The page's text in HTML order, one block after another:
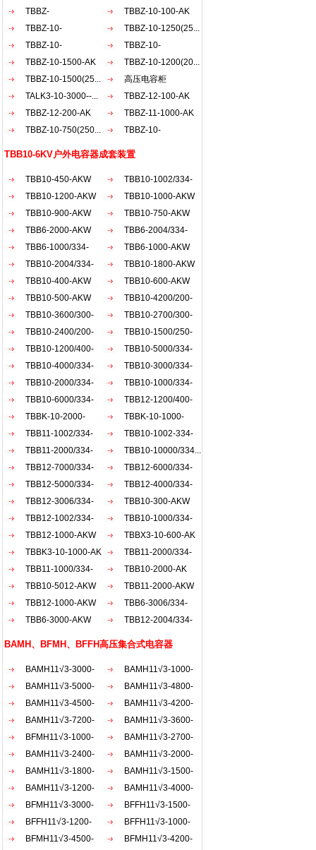
AKW AKW
TBBZ-
900（200+30...
TBBZ-10-100-AK
TBBZ-10-
1200（20...
TBBZ-10-1250(25...
TBBZ-10-
900（150...
TBBZ-10-
1500（50...
TBBZ-10-1500-AK
TBBZ-10-1200(20...
TBBZ-10-1500(25...
高压电容柜
TALK3-10-3000--...
TBBZ-12-100-AK
TBBZ-12-200-AK
TBBZ-11-1000-AK
TBBZ-10-750(250...
TBBZ-10-
1800（30...
TBB10-6KV户外电容器成套装置
TBB10-450-AKW
TBB10-1002/334-
AKW
TBB10-1200-AKW
TBB10-1000-AKW
TBB10-900-AKW
TBB10-750-AKW
TBB6-2000-AKW
TBB6-2004/334-
AKW
TBB6-1000/334-
AKW
TBB6-1000-AKW
TBB10-2004/334-
AKW
TBB10-1800-AKW
TBB10-400-AKW
TBB10-600-AKW
TBB10-500-AKW
TBB10-4200/200-
AKW
TBB10-3600/300-
AKW
TBB10-2700/300-
AKW
TBB10-2400/200-
AKW
TBB10-1500/250-
AKW
TBB10-1200/400-
AKW
TBB10-5000/334-
AKW
TBB10-4000/334-
AKW
TBB10-3000/334-
AKW
TBB10-2000/334-
AKW
TBB10-1000/334-
AKW
TBB10-6000/334-
AKW
TBB12-1200/400-
AKW
TBBK-10-2000-
AKW
TBBK-10-1000-
AKW
TBB11-1002/334-
AKW
TBB10-1002-334-
AKW
TBB11-2000/334-
AKW
TBB10-10000/334...
TBB12-7000/334-
AKW
TBB12-6000/334-
AKW
TBB12-5000/334-
AKW
TBB12-4000/334-
AKW
TBB12-3006/334-
AKW
TBB10-300-AKW
TBB12-1002/334-
AKW
TBB10-1000/334-
ACW
TBB12-1000-AKW
TBBX3-10-600-AK
TBBK3-10-1000-AK
TBB11-2000/334-
akw
TBB11-1000/334-
akw
TBB10-2000-AK
TBB10-5012-AKW
TBB11-2000-AKW
TBB12-1000-AKW
TBB6-3006/334-
AKW
TBB6-3000-AKW
TBB12-2004/334-
AKW
BAMH、BFMH、BFFH高压集合式电容器
BAMH11√3-3000-
1×3W
BAMH11√3-1000-
1×3W
BAMH11√3-5000-
1×3W
BAMH11√3-4800-
1×3W
BAMH11√3-4500-
1×3W
BAMH11√3-4200-
1×3W
BAMH11√3-7200-
1×3W
BAMH11√3-3600-
1×3W
BFMH11√3-1000-
1×3W
BAMH11√3-2700-
1×3W
BAMH11√3-2400-
1×3W
BAMH11√3-2000-
1×3W
BAMH11√3-1800-
1×3W
BAMH11√3-1500-
1×3W
BAMH11√3-1200-
1×3W
BAMH11√3-4000-
1×3W
BFMH11√3-3000-
1×3W
BFFH11√3-1500-
1×3W
BFFH11√3-1200-
1×3W
BFFH11√3-1000-
1×3W
BFMH11√3-4500-
BFMH11√3-4200-